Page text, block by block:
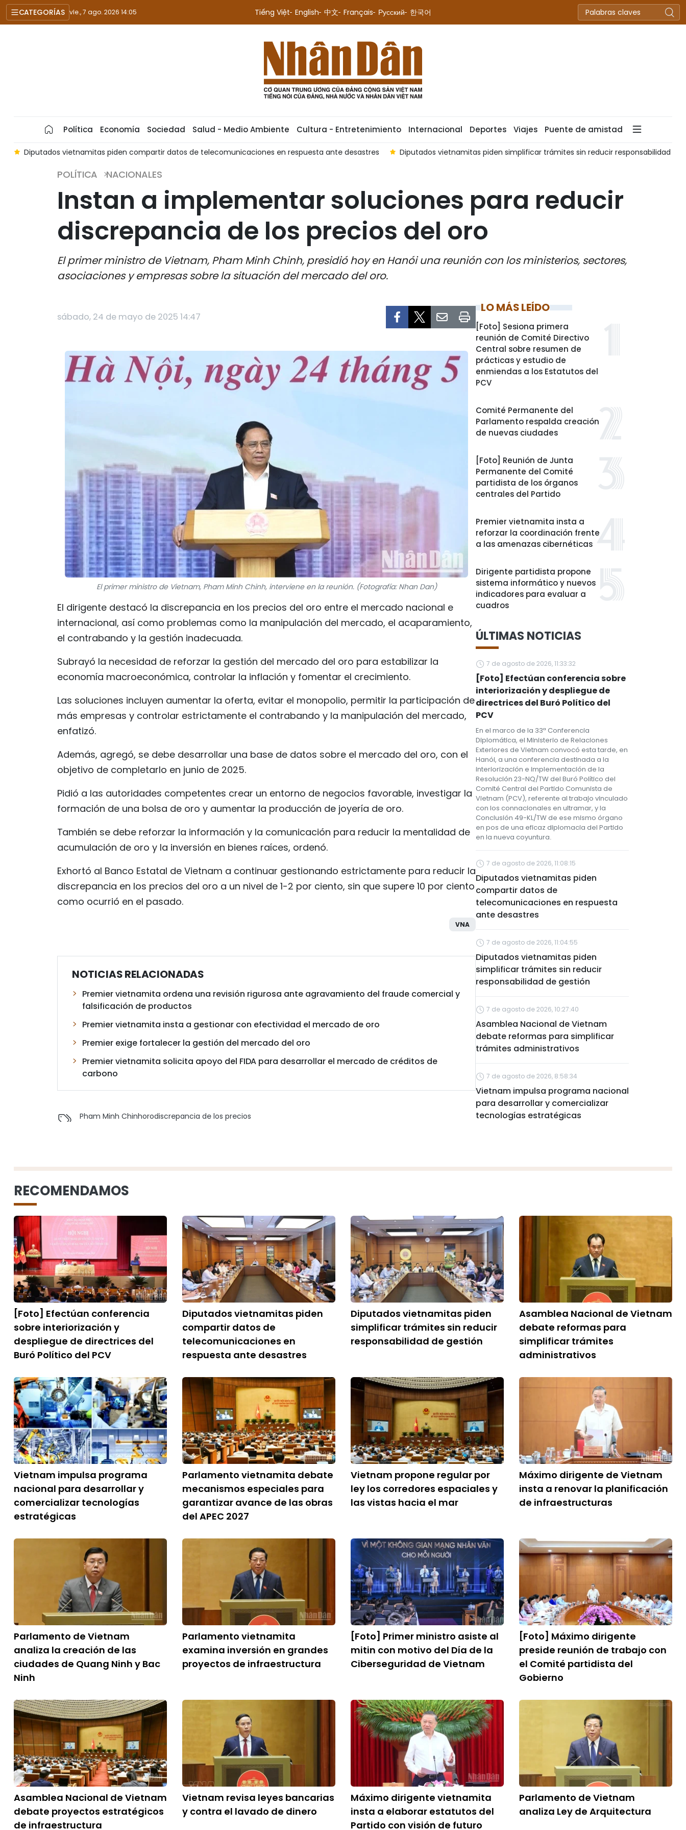
CATEGORÍAS vie., 7 ago. 2026 14:05 Tiếng Việt English 中文 Français Русский 한국어
Política Economía Sociedad Salud - Medio Ambiente Cultura - Entretenimiento Internacional Deportes Viajes Puente de amistad
Diputados vietnamitas piden compartir datos de telecomunicaciones en respuesta ante desastres Diputados vietnamitas piden simplificar trámites sin reducir responsabilidad de
POLÍTICA NACIONALES
Instan a implementar soluciones para reducir
discrepancia de los precios del oro
El primer ministro de Vietnam, Pham Minh Chinh, presidió hoy en Hanói una reunión con los ministerios, sectores,
asociaciones y empresas sobre la situación del mercado del oro.
sábado, 24 de mayo de 2025 14:47
El primer ministro de Vietnam, Pham Minh Chinh, interviene en la reunión. (Fotografía: Nhan Dan)
El dirigente destacó la discrepancia en los precios del oro entre el mercado nacional e
internacional, así como problemas como la manipulación del mercado, el acaparamiento,
el contrabando y la gestión inadecuada.
Subrayó la necesidad de reforzar la gestión del mercado del oro para estabilizar la
economía macroeconómica, controlar la inflación y fomentar el crecimiento.
Las soluciones incluyen aumentar la oferta, evitar el monopolio, permitir la participación de
más empresas y controlar estrictamente el contrabando y la manipulación del mercado,
enfatizó.
Además, agregó, se debe desarrollar una base de datos sobre el mercado del oro, con el
objetivo de completarlo en junio de 2025.
Pidió a las autoridades competentes crear un entorno de negocios favorable, investigar la
formación de una bolsa de oro y aumentar la producción de joyería de oro.
También se debe reforzar la información y la comunicación para reducir la mentalidad de
acumulación de oro y la inversión en bienes raíces, ordenó.
Exhortó al Banco Estatal de Vietnam a continuar gestionando estrictamente para reducir la
discrepancia en los precios del oro a un nivel de 1-2 por ciento, sin que supere 10 por ciento
como ocurrió en el pasado.
VNA
NOTICIAS RELACIONADAS
Premier vietnamita ordena una revisión rigurosa ante agravamiento del fraude comercial y
falsificación de productos
Premier vietnamita insta a gestionar con efectividad el mercado de oro
Premier exige fortalecer la gestión del mercado del oro
Premier vietnamita solicita apoyo del FIDA para desarrollar el mercado de créditos de
carbono
Pham Minh Chinhorodiscrepancia de los precios
LO MÁS LEÍDO
[Foto] Sesiona primera
reunión de Comité Directivo
Central sobre resumen de
prácticas y estudio de
enmiendas a los Estatutos del
PCV
Comité Permanente del
Parlamento respalda creación
de nuevas ciudades
[Foto] Reunión de Junta
Permanente del Comité
partidista de los órganos
centrales del Partido
Premier vietnamita insta a
reforzar la coordinación frente
a las amenazas cibernéticas
Dirigente partidista propone
sistema informático y nuevos
indicadores para evaluar a
cuadros
ÚLTIMAS NOTICIAS
7 de agosto de 2026, 11:33:32
[Foto] Efectúan conferencia sobre
interiorización y despliegue de
directrices del Buró Político del
PCV
En el marco de la 33ª Conferencia
Diplomática, el Ministerio de Relaciones
Exteriores de Vietnam convocó esta tarde, en
Hanói, a una conferencia destinada a la
interiorización e implementación de la
Resolución 23-NQ/TW del Buró Político del
Comité Central del Partido Comunista de
Vietnam (PCV), referente al trabajo vinculado
con los connacionales en ultramar, y la
Conclusión 49-KL/TW de ese mismo órgano
en pos de una eficaz diplomacia del Partido
en la nueva coyuntura.
7 de agosto de 2026, 11:08:15
Diputados vietnamitas piden
compartir datos de
telecomunicaciones en respuesta
ante desastres
7 de agosto de 2026, 11:04:55
Diputados vietnamitas piden
simplificar trámites sin reducir
responsabilidad de gestión
7 de agosto de 2026, 10:27:40
Asamblea Nacional de Vietnam
debate reformas para simplificar
trámites administrativos
7 de agosto de 2026, 8:58:34
Vietnam impulsa programa nacional
para desarrollar y comercializar
tecnologías estratégicas
RECOMENDAMOS
[Foto] Efectúan conferencia
sobre interiorización y
despliegue de directrices del
Buró Político del PCV
Diputados vietnamitas piden
compartir datos de
telecomunicaciones en
respuesta ante desastres
Diputados vietnamitas piden
simplificar trámites sin reducir
responsabilidad de gestión
Asamblea Nacional de Vietnam
debate reformas para
simplificar trámites
administrativos
Vietnam impulsa programa
nacional para desarrollar y
comercializar tecnologías
estratégicas
Parlamento vietnamita debate
mecanismos especiales para
garantizar avance de las obras
del APEC 2027
Vietnam propone regular por
ley los corredores espaciales y
las vistas hacia el mar
Máximo dirigente de Vietnam
insta a renovar la planificación
de infraestructuras
Parlamento de Vietnam
analiza la creación de las
ciudades de Quang Ninh y Bac
Ninh
Parlamento vietnamita
examina inversión en grandes
proyectos de infraestructura
[Foto] Primer ministro asiste al
mitin con motivo del Día de la
Ciberseguridad de Vietnam
[Foto] Máximo dirigente
preside reunión de trabajo con
el Comité partidista del
Gobierno
Asamblea Nacional de Vietnam
debate proyectos estratégicos
de infraestructura
Vietnam revisa leyes bancarias
y contra el lavado de dinero
Máximo dirigente vietnamita
insta a elaborar estatutos del
Partido con visión de futuro
Parlamento de Vietnam
analiza Ley de Arquitectura